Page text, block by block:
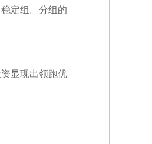
定组。分组的
显现出领跑优